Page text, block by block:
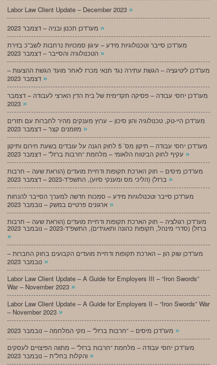
Labor Law Client Update – December 2023 »
»
מעו”דכן סייבר וטכנולוגיות מידע – עיגון סמכויות נרחבות לשב”כ בזירת
»
מעו”דכן ליטיגציה – הגשת עתירה נגד תנאי מכרז לאחר מועד הגשת ההצעות –
»
מעו”דכן יחסי עבודה – פסיקה תקדימית של בית הדין הארצי לעבודה – דצמבר
»
מעו”דכן היי-טק, טכנולוגיה והון סיכון – ערוץ מענקים מהיר לחברות עם תזרים
»
מעו”דכן יחסי עבודה – תיקון מס’ 5 לחוק הגנה על עובדים בשעת חירום ותיקון
»
מעו”דכן מיסים – חוק הארכת תקופות ודחיית מועדים (הוראת שעה – חרבות
»
מעו”דכן סייבר וטכנולוגיות מידע – סמכות חדשה למערך הסייבר להנחות
»
מעו”דכן רגולציה – חוק הארכת תקופות ודחיית מועדים (הוראת שעה – חרבות
ברזל) (סדרי מינהל, תקופות כהונה ותאגידים), התשפ”ד-2023 – נובמבר 2023
»
מעו”דכן שוק הון – הארכת תקופות ודחיית מועדים הקבועים בחוק החברות –
»
Labor Law Client Update – A Guide for Employers III – “Iron Swords”
War – November 2023 »
Labor Law Client Update – A Guide for Employers II – “Iron Swords” War
– November 2023 »
»
מעו”דכן יחסי עבודה – מלחמת “חרבות ברזל” – מתווה הפיצויים לעסקים
»